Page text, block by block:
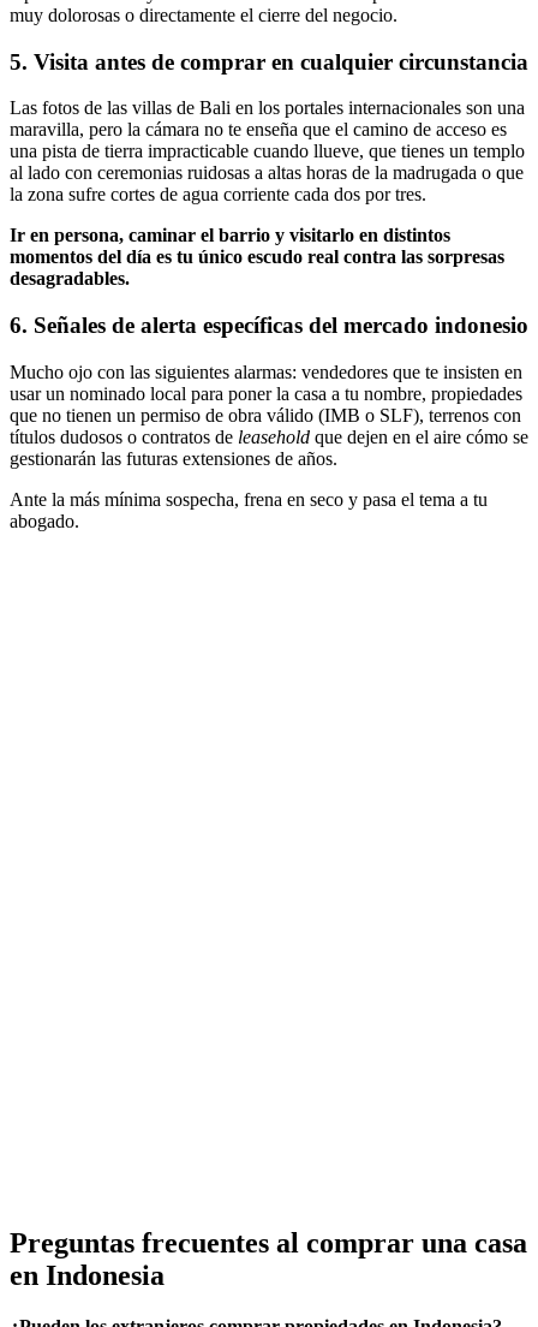
muy dolorosas o directamente el cierre del negocio.
5. Visita antes de comprar en cualquier circunstancia
Las fotos de las villas de Bali en los portales internacionales son una
maravilla, pero la cámara no te enseña que el camino de acceso es
una pista de tierra impracticable cuando llueve, que tienes un templo
al lado con ceremonias ruidosas a altas horas de la madrugada o que
la zona sufre cortes de agua corriente cada dos por tres.
Ir en persona, caminar el barrio y visitarlo en distintos
momentos del día es tu único escudo real contra las sorpresas
desagradables.
6. Señales de alerta específicas del mercado indonesio
Mucho ojo con las siguientes alarmas: vendedores que te insisten en
usar un nominado local para poner la casa a tu nombre, propiedades
que no tienen un permiso de obra válido (IMB o SLF), terrenos con
títulos dudosos o contratos de leasehold que dejen en el aire cómo se
gestionarán las futuras extensiones de años.
Ante la más mínima sospecha, frena en seco y pasa el tema a tu
abogado.
Preguntas frecuentes al comprar una casa
en Indonesia